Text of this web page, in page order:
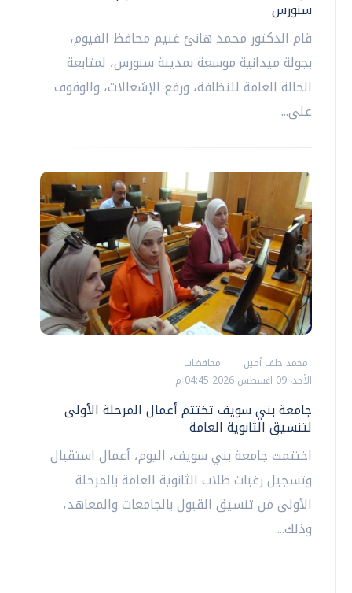
سنورس
قام الدكتور محمد هانئ غنيم محافظ الفيوم،
بجولة ميدانية موسعة بمدينة سنورس، لمتابعة
الحالة العامة للنظافة، ورفع الإشغالات، والوقوف
على...
محمد خلف أمين
محافظات
الأحد، 09 اغسطس 2026 04:45 م
جامعة بني سويف تختتم أعمال المرحلة الأولى
لتنسيق الثانوية العامة
اختتمت جامعة بني سويف، اليوم، أعمال استقبال
وتسجيل رغبات طلاب الثانوية العامة بالمرحلة
الأولى من تنسيق القبول بالجامعات والمعاهد،
وذلك...